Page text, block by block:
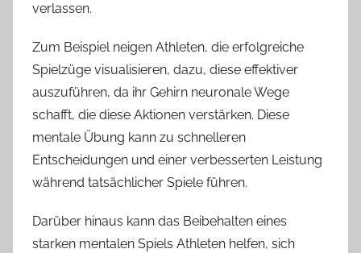
verlassen.
Zum Beispiel neigen Athleten, die erfolgreiche
Spielzüge visualisieren, dazu, diese effektiver
auszuführen, da ihr Gehirn neuronale Wege
schafft, die diese Aktionen verstärken. Diese
mentale Übung kann zu schnelleren
Entscheidungen und einer verbesserten Leistung
während tatsächlicher Spiele führen.
Darüber hinaus kann das Beibehalten eines
starken mentalen Spiels Athleten helfen, sich